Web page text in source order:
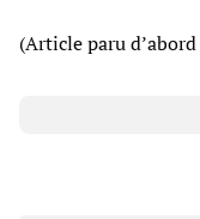
(Article paru